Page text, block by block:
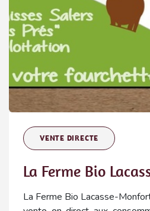
VENTE DIRECTE
La Ferme Bio
La Ferme Bio Lacasse-